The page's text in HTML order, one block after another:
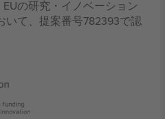
の研究・イノベーション
て、提案番号782393で認